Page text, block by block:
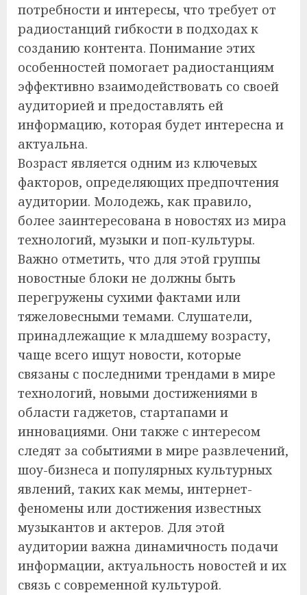
потребности и интересы, что требует от
радиостанций гибкости в подходах к
созданию контента. Понимание этих
особенностей помогает радиостанциям
эффективно взаимодействовать со своей
аудиторией и предоставлять ей
информацию, которая будет интересна и
актуальна.
Возраст является одним из ключевых
факторов, определяющих предпочтения
аудитории. Молодежь, как правило,
более заинтересована в новостях из мира
технологий, музыки и поп-культуры.
Важно отметить, что для этой группы
новостные блоки не должны быть
перегружены сухими фактами или
тяжеловесными темами. Слушатели,
принадлежащие к младшему возрасту,
чаще всего ищут новости, которые
связаны с последними трендами в мире
технологий, новыми достижениями в
области гаджетов, стартапами и
инновациями. Они также с интересом
следят за событиями в мире развлечений,
шоу-бизнеса и популярных культурных
явлений, таких как мемы, интернет-
феномены или достижения известных
музыкантов и актеров. Для этой
аудитории важна динамичность подачи
информации, актуальность новостей и их
связь с современной культурой.